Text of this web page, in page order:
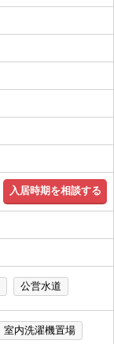
入居時期を相談する
公営水道
室内洗濯機置場